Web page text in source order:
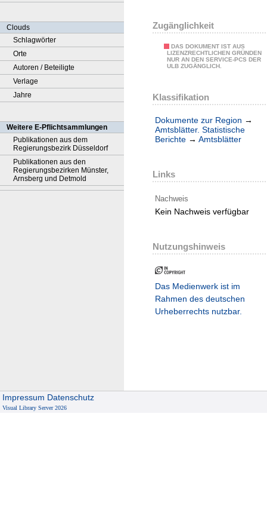
Clouds
Schlagwörter
Orte
Autoren / Beteiligte
Verlage
Jahre
Weitere E-Pflichtsammlungen
Publikationen aus dem
Regierungsbezirk Düsseldorf
Publikationen aus den
Regierungsbezirken Münster,
Arnsberg und Detmold
Zugänglichkeit
DAS DOKUMENT IST AUS
LIZENZRECHTLICHEN GRÜNDEN
NUR AN DEN SERVICE-PCS DER
ULB ZUGÄNGLICH.
Klassifikation
Dokumente zur Region →
Amtsblätter. Statistische
Berichte → Amtsblätter
Links
Nachweis
Kein Nachweis verfügbar
Nutzungshinweis
Das Medienwerk ist im
Rahmen des deutschen
Urheberrechts nutzbar.
Impressum Datenschutz
Visual Library Server 2026